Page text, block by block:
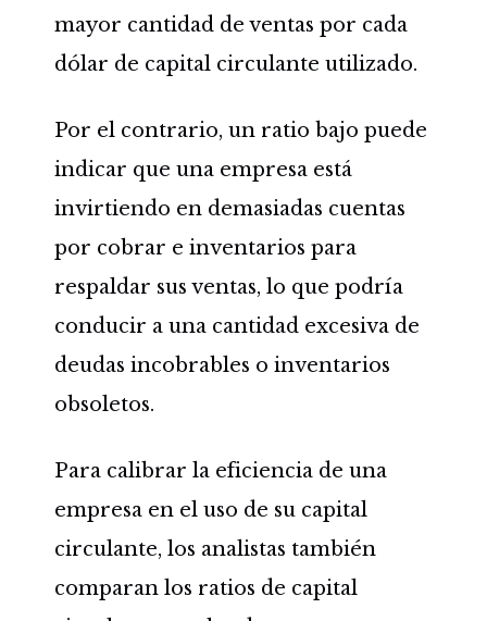
mayor cantidad de ventas por cada
dólar de capital circulante utilizado.
Por el contrario, un ratio bajo puede
indicar que una empresa está
invirtiendo en demasiadas cuentas
por cobrar e inventarios para
respaldar sus ventas, lo que podría
conducir a una cantidad excesiva de
deudas incobrables o inventarios
obsoletos.
Para calibrar la eficiencia de una
empresa en el uso de su capital
circulante, los analistas también
comparan los ratios de capital